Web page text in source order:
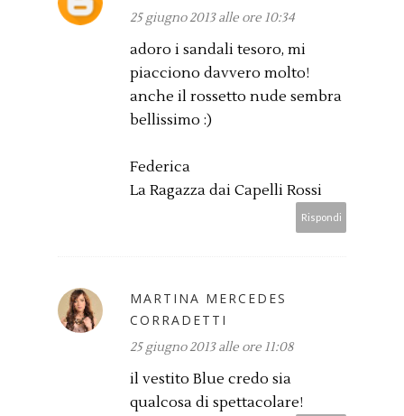
25 giugno 2013 alle ore 10:34
adoro i sandali tesoro, mi
piacciono davvero molto!
anche il rossetto nude sembra
bellissimo :)
Federica
La Ragazza dai Capelli Rossi
Rispondi
MARTINA MERCEDES
CORRADETTI
25 giugno 2013 alle ore 11:08
il vestito Blue credo sia
qualcosa di spettacolare!